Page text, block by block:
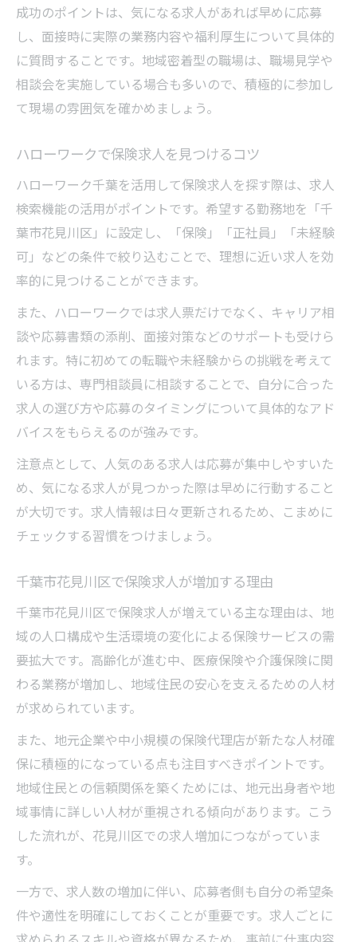
千葉市花見川区の最新保険求人事情を紹介
地元で見逃せない保険求人の特徴とは
保険求人の募集内容を徹底比較するポイン
ト
千葉市花見川区で人気の保険求人傾向分析
未経験から保険求人を目指す方のために
未経験歓迎の保険求人を見つける方法
保険求人で未経験スタートが叶う理由
ハローワークで未経験向け保険求人に出会
う
未経験から保険求人を目指す成功事例
スキル不要で始められる保険求人の魅力
働きやすい保険求人を選ぶための秘訣
働きやすさ重視の保険求人選びの基準
保険求人でワークライフバランスを叶える
職場環境が良い保険求人の見極め方
正社員希望者が注目すべき保険求人条件
保険求人で長く働くためのポイント解説
成功のポイントは、気になる求人があれば早めに応募
し、面接時に実際の業務内容や福利厚生について具体的
に質問することです。地域密着型の職場は、職場見学や
相談会を実施している場合も多いので、積極的に参加し
て現場の雰囲気を確かめましょう。
ハローワークで保険求人を見つけるコツ
ハローワーク千葉を活用して保険求人を探す際は、求人
検索機能の活用がポイントです。希望する勤務地を「千
葉市花見川区」に設定し、「保険」「正社員」「未経験
可」などの条件で絞り込むことで、理想に近い求人を効
率的に見つけることができます。
また、ハローワークでは求人票だけでなく、キャリア相
談や応募書類の添削、面接対策などのサポートも受けら
れます。特に初めての転職や未経験からの挑戦を考えて
いる方は、専門相談員に相談することで、自分に合った
求人の選び方や応募のタイミングについて具体的なアド
バイスをもらえるのが強みです。
注意点として、人気のある求人は応募が集中しやすいた
め、気になる求人が見つかった際は早めに行動すること
が大切です。求人情報は日々更新されるため、こまめに
チェックする習慣をつけましょう。
千葉市花見川区で保険求人が増加する理由
千葉市花見川区で保険求人が増えている主な理由は、地
域の人口構成や生活環境の変化による保険サービスの需
要拡大です。高齢化が進む中、医療保険や介護保険に関
わる業務が増加し、地域住民の安心を支えるための人材
が求められています。
また、地元企業や中小規模の保険代理店が新たな人材確
保に積極的になっている点も注目すべきポイントです。
地域住民との信頼関係を築くためには、地元出身者や地
域事情に詳しい人材が重視される傾向があります。こう
した流れが、花見川区での求人増加につながっていま
す。
一方で、求人数の増加に伴い、応募者側も自分の希望条
件や適性を明確にしておくことが重要です。求人ごとに